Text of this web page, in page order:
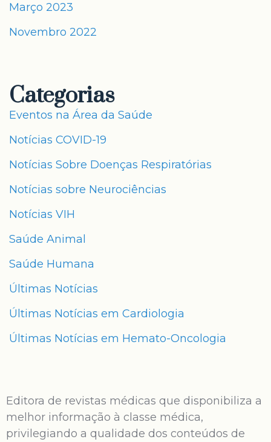
Março 2023
Novembro 2022
Categorias
Eventos na Área da Saúde
Notícias COVID-19
Notícias Sobre Doenças Respiratórias
Notícias sobre Neurociências
Notícias VIH
Saúde Animal
Saúde Humana
Últimas Notícias
Últimas Notícias em Cardiologia
Últimas Notícias em Hemato-Oncologia
Editora de revistas médicas que disponibiliza a
melhor informação à classe médica,
privilegiando a qualidade dos conteúdos de